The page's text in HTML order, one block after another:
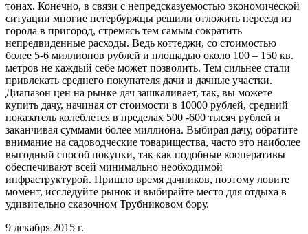
тонах. Конечно, в связи с непредсказуемостью экономической
ситуации многие петербуржцы решили отложить переезд из
города в пригород, стремясь тем самым сократить
непредвиденные расходы. Ведь коттеджи, со стоимостью
более 5-6 миллионов рублей и площадью около 100 – 150 кв.
метров не каждый себе может позволить. Тем сильнее стали
привлекать среднего покупателя дачи и дачные участки.
Диапазон цен на рынке дач зашкаливает, так, вы можете
купить дачу, начиная от стоимости в 10000 рублей, средний
показатель колеблется в пределах 500 -600 тысяч рублей и
заканчивая суммами более миллиона. Выбирая дачу, обратите
внимание на садоводческие товарищества, часто это наиболее
выгодный способ покупки, так как подобные кооперативы
обеспечивают всей минимально необходимой
инфраструктурой. Пришло время дачников, поэтому ловите
момент, исследуйте рынок и выбирайте место для отдыха в
удивительно сказочном Трубниковом бору.
9 декабря 2015 г.